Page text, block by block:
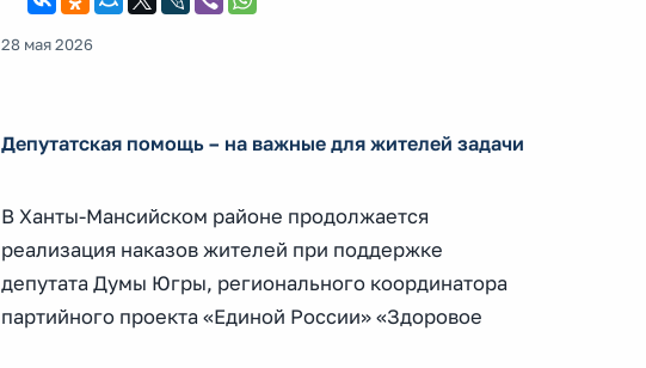
28 мая 2026
Депутатская помощь – на важные для жителей задачи
В Ханты-Мансийском районе продолжается
реализация наказов жителей при поддержке
депутата Думы Югры, регионального координатора
партийного проекта «Единой России» «Здоровое